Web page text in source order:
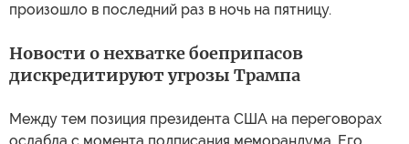
произошло в последний раз в ночь на пятницу.
Новости о нехватке боеприпасов
дискредитируют угрозы Трампа
Между тем позиция президента США на переговорах